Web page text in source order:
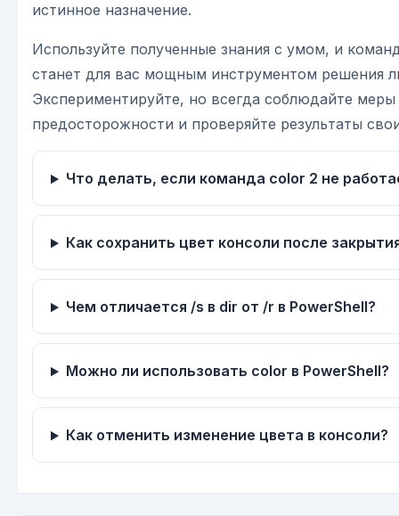
истинное назначение.
Используйте полученные знания с умом, и
станет для вас мощным инструментом решения
Экспериментируйте, но всегда соблюдайте меры
предосторожности и проверяйте результаты
Что делать, если команда color 2 не
Как сохранить цвет консоли после
Чем отличается /s в dir от /r в PowerShell?
Можно ли использовать color в PowerShell?
Как отменить изменение цвета в консоли?